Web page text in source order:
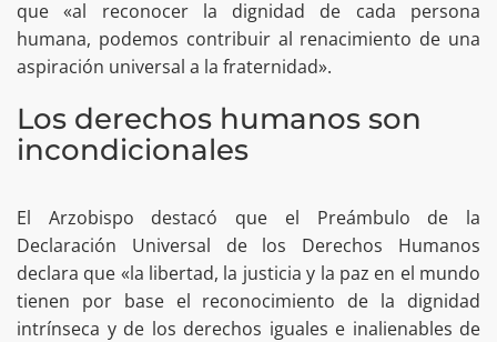
que «al reconocer la dignidad de cada persona
humana, podemos contribuir al renacimiento de una
aspiración universal a la fraternidad».
Los derechos humanos son
incondicionales
El Arzobispo destacó que el Preámbulo de la
Declaración Universal de los Derechos Humanos
declara que «la libertad, la justicia y la paz en el mundo
tienen por base el reconocimiento de la dignidad
intrínseca y de los derechos iguales e inalienables de